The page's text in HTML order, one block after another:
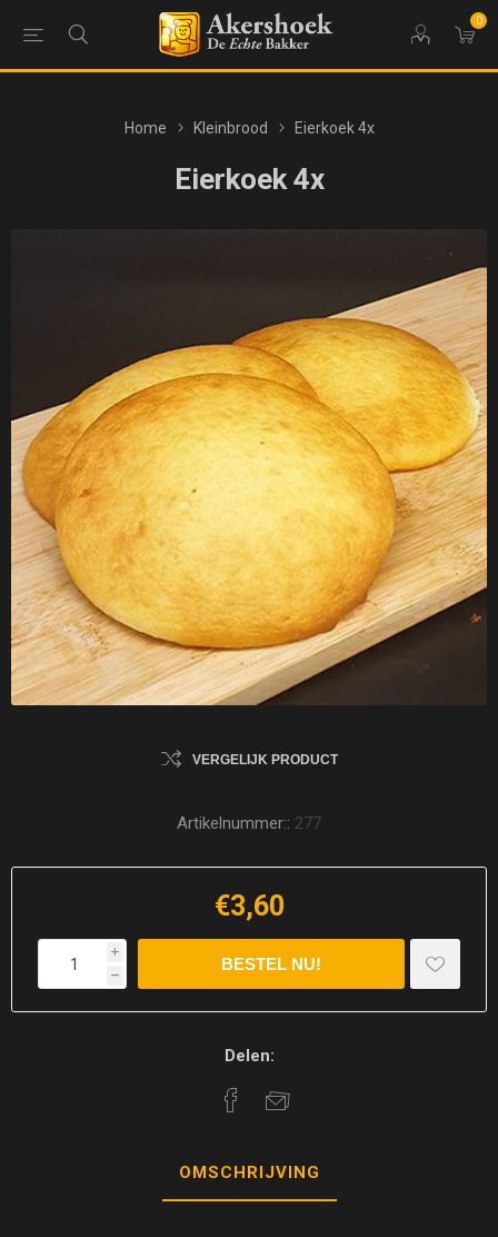
0
Home Kleinbrood Eierkoek 4x
Eierkoek 4x
VERGELIJK PRODUCT
Artikelnummer:: 277
€3,60
i
h
Delen:
OMSCHRIJVING